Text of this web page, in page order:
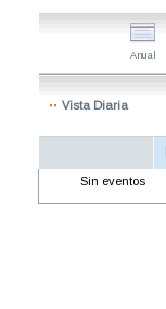
Anual
Vista Diaria
Sin eventos